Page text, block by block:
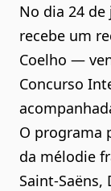
No dia 24 de
recebe um
Coelho —
Concurso
O programa
da mélodie
Saint-Saëns,